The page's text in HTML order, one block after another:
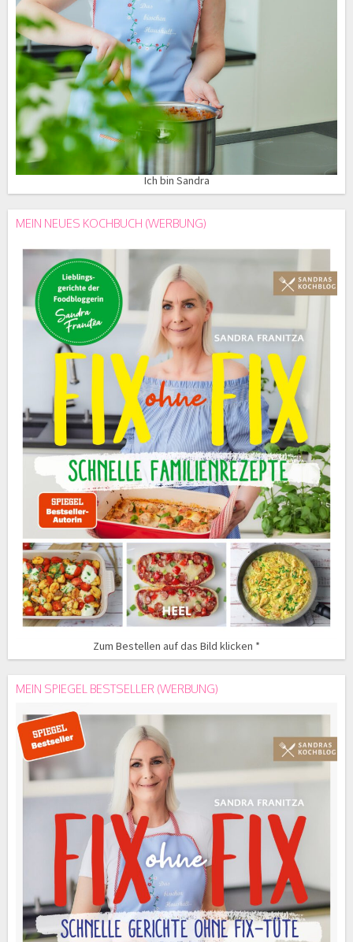
Ich bin Sandra
MEIN NEUES KOCHBUCH (WERBUNG)
Zum Bestellen auf das Bild klicken *
MEIN SPIEGEL BESTSELLER (WERBUNG)